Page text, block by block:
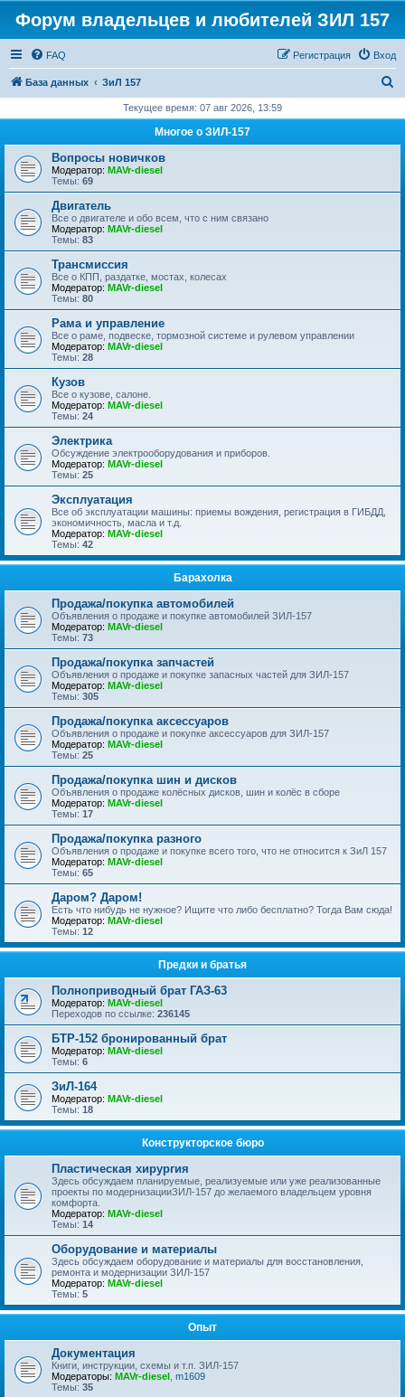
Форум владельцев и любителей ЗИЛ 157
FAQ Вход
Регистрация
База данных ЗиЛ 157
с
Текущее время: 07 авг 2026, 13:59
Многое о ЗИЛ-157
Вопросы новичков
Модератор: MAVr-diesel
Темы: 69
Двигатель
Все о двигателе и обо всем, что с ним связано
Модератор: MAVr-diesel
Темы: 83
Трансмиссия
Все о КПП, раздатке, мостах, колесах
Модератор: MAVr-diesel
Темы: 80
Рама и управление
Все о раме, подвеске, тормозной системе и рулевом управлении
Модератор: MAVr-diesel
Темы: 28
Кузов
Все о кузове, салоне.
Модератор: MAVr-diesel
Темы: 24
Электрика
Обсуждение электрооборудования и приборов.
Модератор: MAVr-diesel
Темы: 25
Эксплуатация
Все об эксплуатации машины: приемы вождения, регистрация в ГИБДД,
экономичность, масла и т.д.
Модератор: MAVr-diesel
Темы: 42
Барахолка
Продажа/покупка автомобилей
Объявления о продаже и покупке автомобилей ЗИЛ-157
Модератор: MAVr-diesel
Темы: 73
Продажа/покупка запчастей
Объявления о продаже и покупке запасных частей для ЗИЛ-157
Модератор: MAVr-diesel
Темы: 305
Продажа/покупка аксессуаров
Объявления о продаже и покупке аксессуаров для ЗИЛ-157
Модератор: MAVr-diesel
Темы: 25
Продажа/покупка шин и дисков
Объявления о продаже колёсных дисков, шин и колёс в сборе
Модератор: MAVr-diesel
Темы: 17
Продажа/покупка разного
Объявления о продаже и покупке всего того, что не относится к ЗиЛ 157
Модератор: MAVr-diesel
Темы: 65
Даром? Даром!
Есть что нибудь не нужное? Ищите что либо бесплатно? Тогда Вам сюда!
Модератор: MAVr-diesel
Темы: 12
Предки и братья
Полноприводный брат ГАЗ-63
Модератор: MAVr-diesel
Переходов по ссылке: 236145
БТР-152 бронированный брат
Модератор: MAVr-diesel
Темы: 6
ЗиЛ-164
Модератор: MAVr-diesel
Темы: 18
Конструкторское бюро
Пластическая хирургия
Здесь обсуждаем планируемые, реализуемые или уже реализованные
проекты по модернизацииЗИЛ-157 до желаемого владельцем уровня
комфорта.
Модератор: MAVr-diesel
Темы: 14
Оборудование и материалы
Здесь обсуждаем оборудование и материалы для восстановления,
ремонта и модернизации ЗИЛ-157
Модератор: MAVr-diesel
Темы: 5
Опыт
Документация
Книги, инструкции, схемы и т.п. ЗИЛ-157
Модераторы: MAVr-diesel m1609
Темы: 35